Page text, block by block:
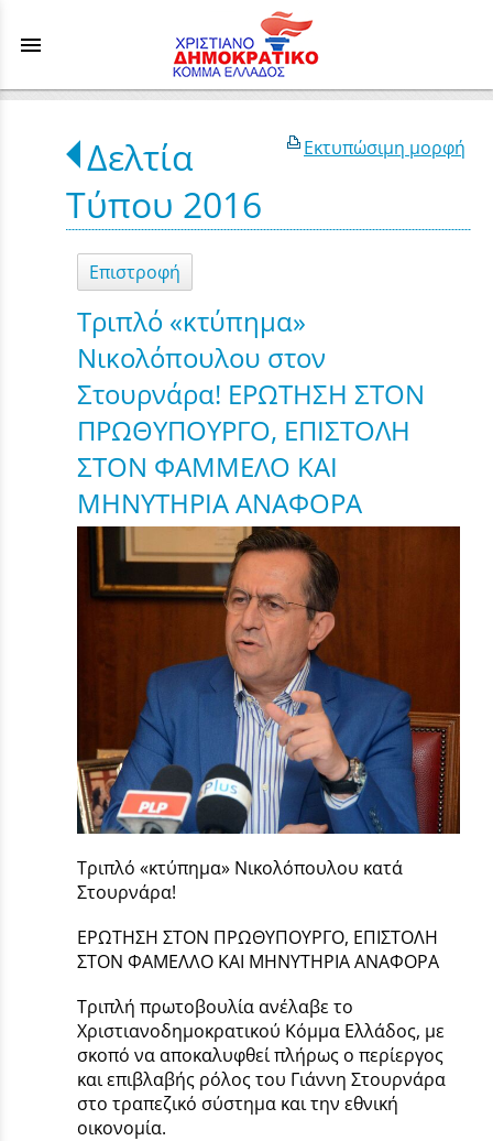
menu
Εκτυπώσιμη μορφή
Δελτία
Τύπου 2016
Επιστροφή
Τριπλό «κτύπημα»
Νικολόπουλου στον
Στουρνάρα! ΕΡΩΤΗΣΗ ΣΤΟΝ
ΠΡΩΘΥΠΟΥΡΓΟ, ΕΠΙΣΤΟΛΗ
ΣΤΟΝ ΦΑΜΜΕΛΟ ΚΑΙ
ΜΗΝΥΤΗΡΙΑ ΑΝΑΦΟΡΑ
Τριπλό «κτύπημα» Νικολόπουλου κατά
Στουρνάρα!
ΕΡΩΤΗΣΗ ΣΤΟΝ ΠΡΩΘΥΠΟΥΡΓΟ, ΕΠΙΣΤΟΛΗ
ΣΤΟΝ ΦΑΜΕΛΛΟ ΚΑΙ ΜΗΝΥΤΗΡΙΑ ΑΝΑΦΟΡΑ
Τριπλή πρωτοβουλία ανέλαβε το
Χριστιανοδημοκρατικού Κόμμα Ελλάδος, με
σκοπό να αποκαλυφθεί πλήρως ο περίεργος
και επιβλαβής ρόλος του Γιάννη Στουρνάρα
στο τραπεζικό σύστημα και την εθνική
οικονομία.